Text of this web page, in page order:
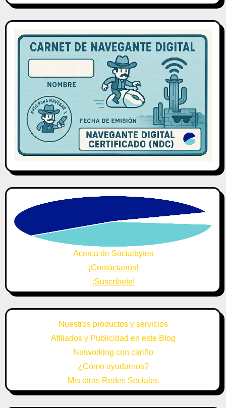
Acerca de Socialbytes
¡Contáctanos!
¡Suscríbete!
Nuestros productos y servicios
Afiliados y Publicidad en este Blog
Networking con cariño
¿Cómo ayudarnos?
Mis otras Redes Sociales